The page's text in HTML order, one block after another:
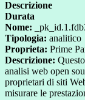
Descrizione
Durata
Nome:
Tipologia: analitico
Proprieta: Prime
Descrizione:
analisi web open
proprietari di siti
misurare le